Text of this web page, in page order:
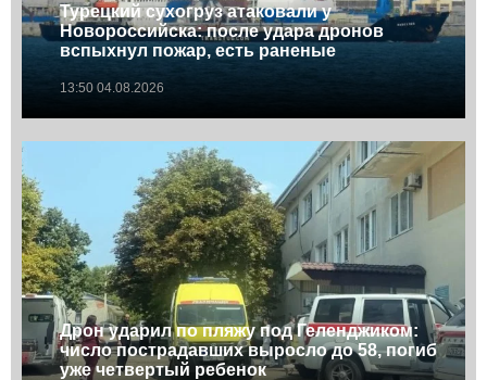
Турецкий сухогруз атаковали у
Новороссийска: после удара дронов
вспыхнул пожар, есть раненые
13:50 04.08.2026
Дрон ударил по пляжу под Геленджиком:
число пострадавших выросло до 58, погиб
уже четвертый ребенок